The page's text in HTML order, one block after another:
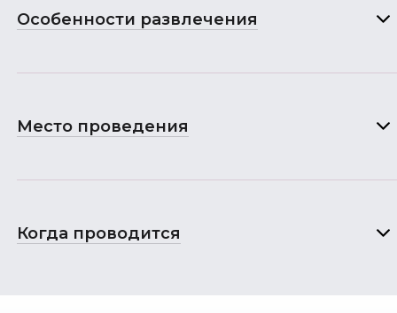
Особенности развлечения
Место проведения
Когда проводится